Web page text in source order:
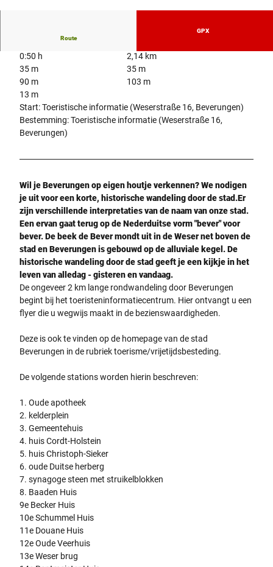
Route
GPX
0:50 h
2,14 km
35 m
35 m
90 m
103 m
13 m
Start: Toeristische informatie (Weserstraße 16, Beverungen)
Bestemming: Toeristische informatie (Weserstraße 16,
Beverungen)
Wil je Beverungen op eigen houtje verkennen? We nodigen
je uit voor een korte, historische wandeling door de stad.Er
zijn verschillende interpretaties van de naam van onze stad.
Een ervan gaat terug op de Nederduitse vorm "bever" voor
bever. De beek de Bever mondt uit in de Weser net boven de
stad en Beverungen is gebouwd op de alluviale kegel. De
historische wandeling door de stad geeft je een kijkje in het
leven van alledag - gisteren en vandaag.
De ongeveer 2 km lange rondwandeling door Beverungen
begint bij het toeristeninformatiecentrum. Hier ontvangt u een
flyer die u wegwijs maakt in de bezienswaardigheden.
Deze is ook te vinden op de homepage van de stad
Beverungen in de rubriek toerisme/vrijetijdsbesteding.
De volgende stations worden hierin beschreven:
1. Oude apotheek
2. kelderplein
3. Gemeentehuis
4. huis Cordt-Holstein
5. huis Christoph-Sieker
6. oude Duitse herberg
7. synagoge steen met struikelblokken
8. Baaden Huis
9e Becker Huis
10e Schummel Huis
11e Douane Huis
12e Oude Veerhuis
13e Weser brug